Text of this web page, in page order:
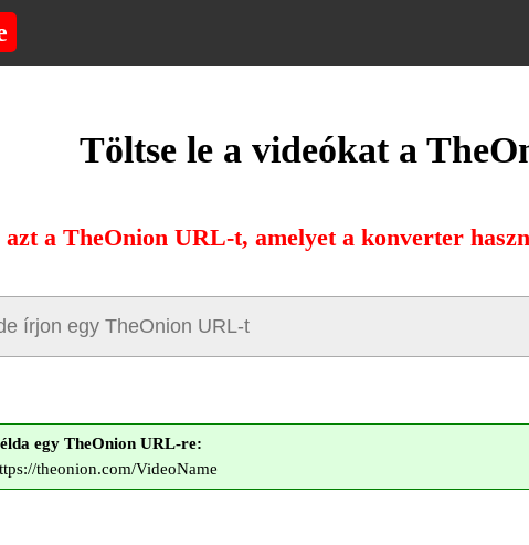
Töltse le a videókat a
a TheOnion URL-t, amelyet a konverter
egy TheOnion URL-re:
theonion.com/VideoName